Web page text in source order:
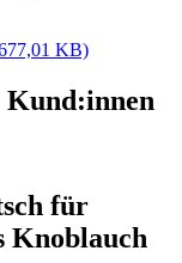
KB)
Kund:innen
für
Knoblauch